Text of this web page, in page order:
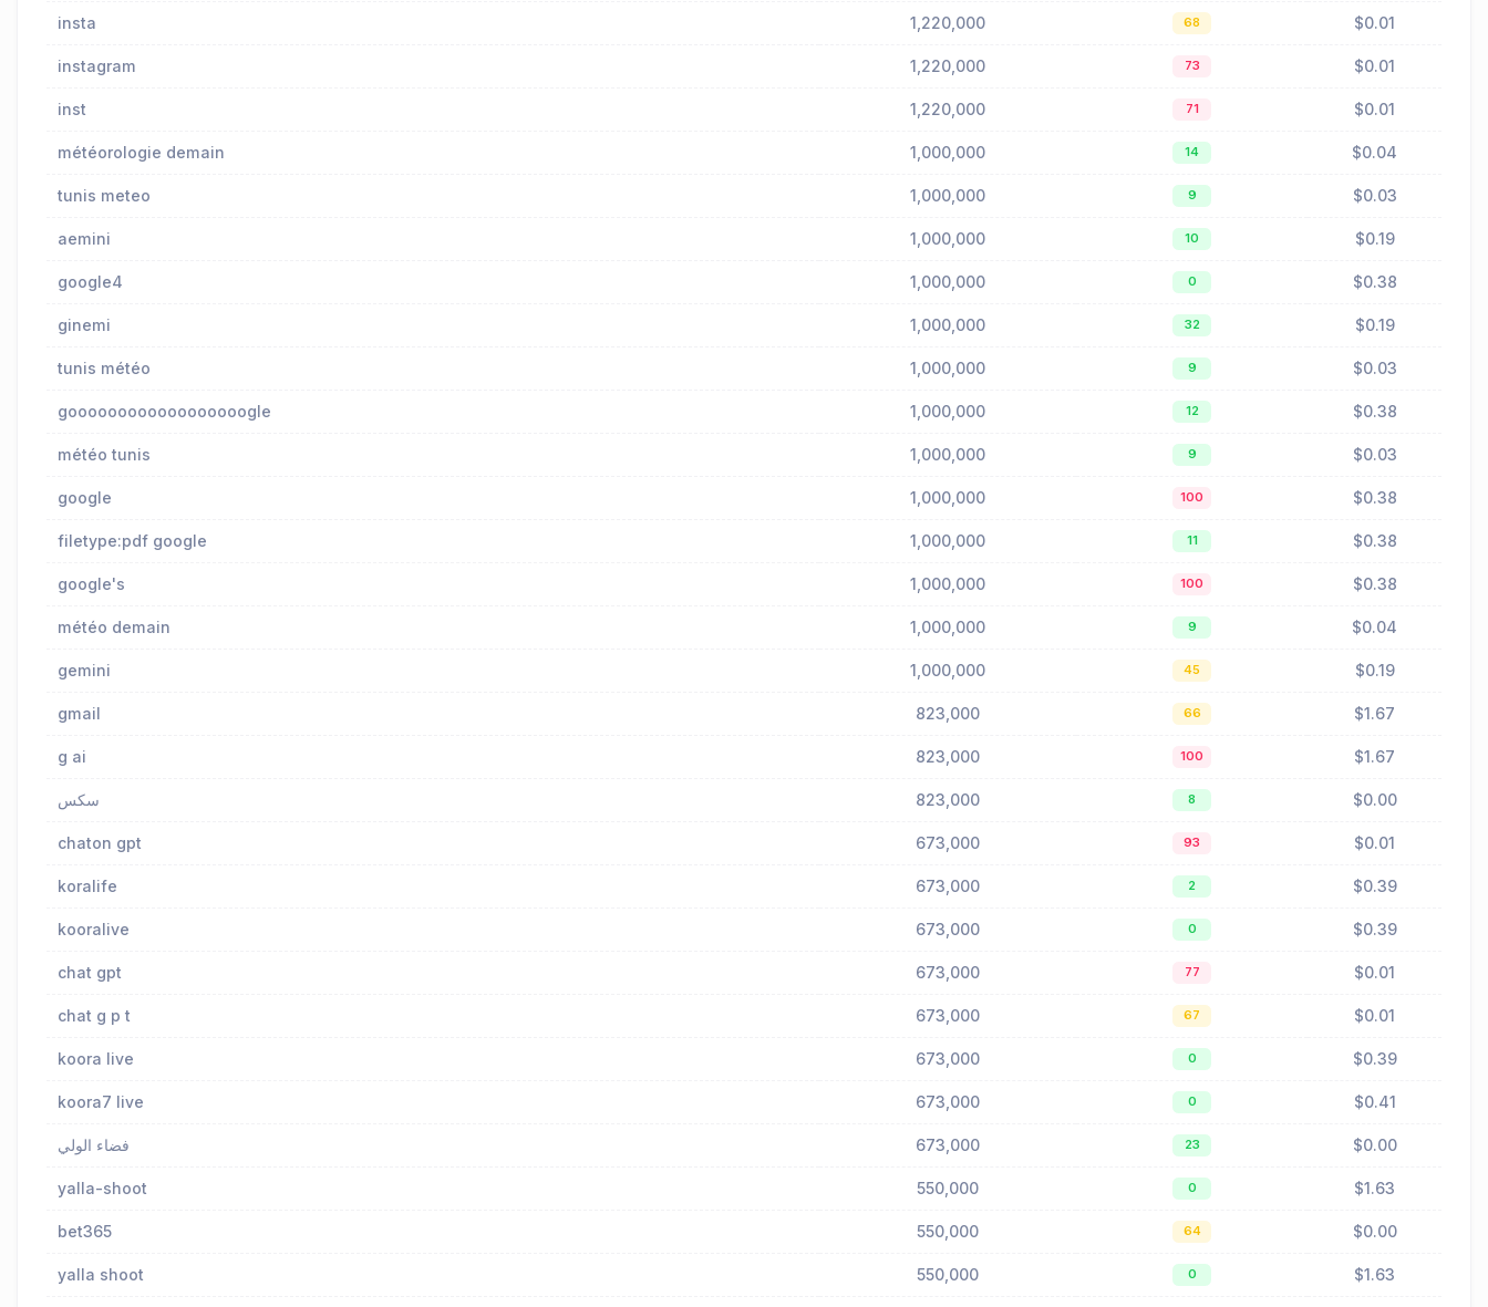
insta 1,220,000 68 $0.01
instagram 1,220,000 73 $0.01
inst 1,220,000 71 $0.01
météorologie demain 1,000,000 14 $0.04
tunis meteo 1,000,000 9 $0.03
aemini 1,000,000 10 $0.19
google4 1,000,000 0 $0.38
ginemi 1,000,000 32 $0.19
tunis météo 1,000,000 9 $0.03
goooooooooooooooooogle 1,000,000 12 $0.38
météo tunis 1,000,000 9 $0.03
google 1,000,000 100 $0.38
filetype:pdf google 1,000,000 11 $0.38
google's 1,000,000 100 $0.38
météo demain 1,000,000 9 $0.04
gemini 1,000,000 45 $0.19
gmail 823,000 66 $1.67
g ai 823,000 100 $1.67
سكس 823,000 8 $0.00
chaton gpt 673,000 93 $0.01
koralife 673,000 2 $0.39
kooralive 673,000 0 $0.39
chat gpt 673,000 77 $0.01
chat g p t 673,000 67 $0.01
koora live 673,000 0 $0.39
koora7 live 673,000 0 $0.41
فضاء الولي 673,000 23 $0.00
yalla-shoot 550,000 0 $1.63
bet365 550,000 64 $0.00
yalla shoot 550,000 0 $1.63